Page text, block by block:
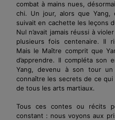
combat à mains nues,
chi. Un jour, alors que Yang,
suivait en cachette les leçons
Nul n’avait jamais réussi à
plusieurs fois centenaire. Il
Mais le Maître comprit que
d’apprendre. Il compléta son
Yang, devenu à son tour
connaître les secrets de ce
de tous les arts martiaux.
Tous ces contes ou récits
constant : nous voyons aux